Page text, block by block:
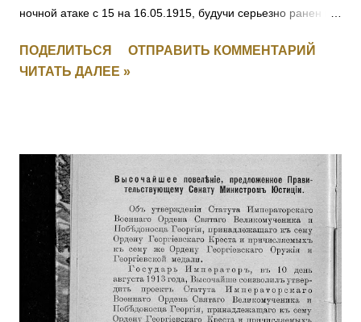
ночной атаке с 15 на 16.05.1915, будучи серьезно ранен в
пулеметный огонь противника, первым взошел на
неприятельский берег, чем и увлек за собой своих
Дунковицы, командуя полусотней, выбил противника из
укрепленной позиции, где и был ранен. [II-6482, III-28528]
1014 - 1015 Фамилия не установлена. 1016 ШВОРНЕВ Иван
Семенович — ст. унтер-офицер. За отличия, оказанные в
делах против неприятеля. На 1916 год был ст. унтер-
офицером 281 пех. запасного батальона, при нахождении
на излечении в 19 Пятигорском лазарете ВЗС. [IV-210717]
ПОДЕЛИТЬСЯ
ОТПРАВИТЬ КОММЕНТАРИЙ
ЧИТАТЬ ДАЛЕЕ »